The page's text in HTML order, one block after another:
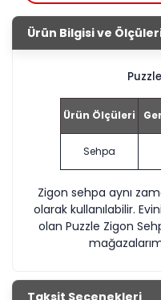
Ürün Bilgisi ve
Ürün Ölçüleri
Sehpa
Zigon sehpa aynı
olarak kullanılabilir.
olan Puzzle Zigon
Taksit Seçenekleri